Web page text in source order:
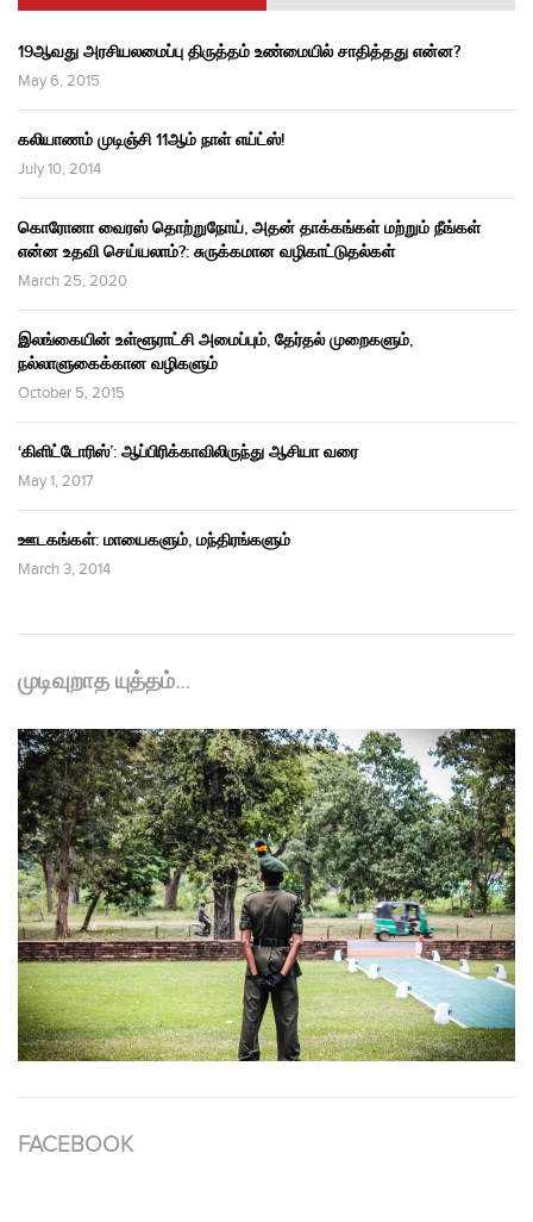
19ஆவது அரசியலமைப்பு திருத்தம் உண்மையில் சாதித்தது என்ன?
May 6, 2015
கலியாணம் முடிஞ்சி 11ஆம் நாள் எய்ட்ஸ்!
July 10, 2014
கொரோனா வைரஸ் தொற்றுநோய், அதன் தாக்கங்கள் மற்றும் நீங்கள்
என்ன உதவி செய்யலாம்?: சுருக்கமான வழிகாட்டுதல்கள்
March 25, 2020
இலங்கையின் உள்ளூராட்சி அமைப்பும், தேர்தல் முறைகளும்,
நல்லாளுகைக்கான வழிகளும்
October 5, 2015
‘கிளிட்டோரிஸ்’: ஆப்பிரிக்காவிலிருந்து ஆசியா வரை
May 1, 2017
ஊடகங்கள்: மாயைகளும், மந்திரங்களும்
March 3, 2014
முடிவுறாத யுத்தம்…
FACEBOOK